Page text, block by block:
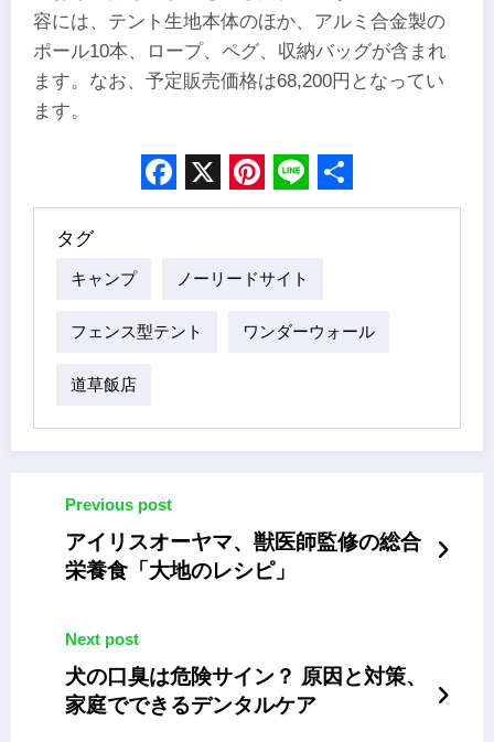
容には、テント生地本体のほか、アルミ合金製の
ポール10本、ロープ、ペグ、収納バッグが含まれ
ます。なお、予定販売価格は68,200円となってい
ます。
Facebook
X Pinterest
LineShare
タグ
キャンプ ノーリードサイト
フェンス型テント ワンダーウォール
道草飯店
Previous post
アイリスオーヤマ、獣医師監修の総合
栄養食「大地のレシピ」
Next post
犬の口臭は危険サイン？ 原因と対策、
家庭でできるデンタルケア